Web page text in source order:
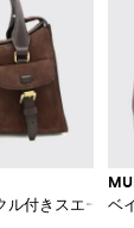
ル付きスエードベ